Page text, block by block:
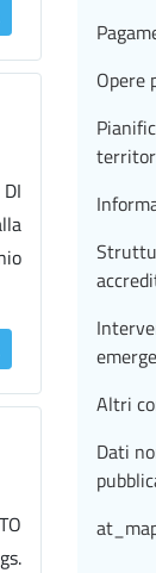
Opere
Altri
Dati